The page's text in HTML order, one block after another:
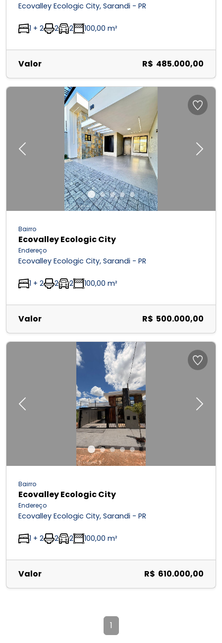
Ecovalley Ecologic City, Sarandi - PR
1 + 2 2 2 100,00 m²
Valor R$ 485.000,00
Previous Next
Bairro
Ecovalley Ecologic City
Endereço
Ecovalley Ecologic City, Sarandi - PR
1 + 2 2 2 100,00 m²
Valor R$ 500.000,00
Previous Next
Bairro
Ecovalley Ecologic City
Endereço
Ecovalley Ecologic City, Sarandi - PR
1 + 2 2 2 100,00 m²
Valor R$ 610.000,00
1